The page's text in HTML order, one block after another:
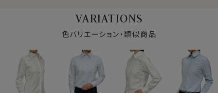
★カフスボタンも使える！
通常のボタン留プラス、カフスボタンも使えるコンバーチ
ブルカフス。
レディースシャツでも、カフスボタンの上品なアクセント
とオシャレを楽しむことが出来ます。
写真着用モデルの寸法(7号サイズ着用)
身長： 160cm/ 首回り： 30cm/ 肩幅 ：40cm
バスト： 83cm/ 胴回り： 66cm/ 袖丈： 52cm(肩から)
サイズをお選びの際にご参考下さい。
VARIATIONS
色バリエーション・類似商品